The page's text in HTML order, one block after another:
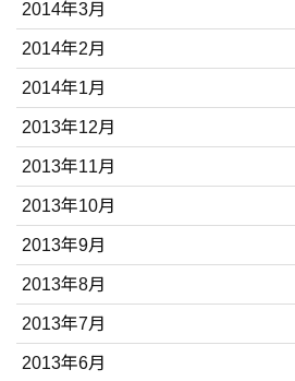
2014年3月
2014年2月
2014年1月
2013年12月
2013年11月
2013年10月
2013年9月
2013年8月
2013年7月
2013年6月